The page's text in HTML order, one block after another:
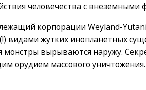
человечества с внеземными
корпорации Weyland-
видами жутких инопланетных
вырываются наружу.
орудием массового уничтожения.